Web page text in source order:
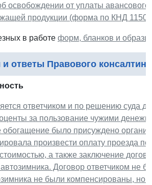
освобождении от уплаты авансового
продукции (форма по КНД
в работе форм, бланков и
ответы Правового
ответчиком и по решению суда
за пользование чужими
обогащение было присуждено
произвести оплату проезда
а также заключение
Договор ответчиком не
не были компенсированы, но